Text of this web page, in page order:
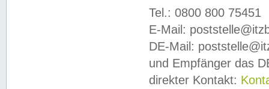
Tel.: 0800 800 75451
E-Mail:
DE-Mail:
und Empfänger das
direkter Kontakt: